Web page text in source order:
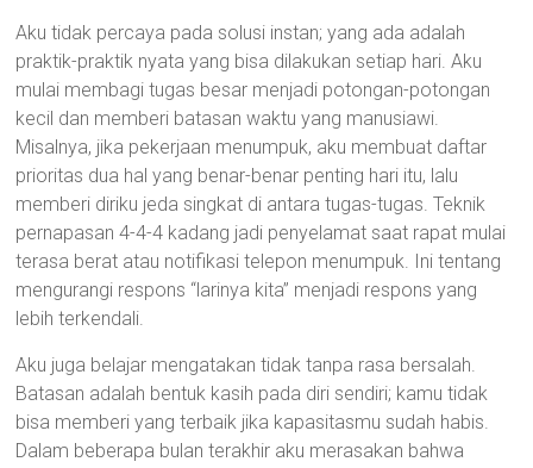
Aku tidak percaya pada solusi instan; yang ada adalah
praktik-praktik nyata yang bisa dilakukan setiap hari. Aku
mulai membagi tugas besar menjadi potongan-potongan
kecil dan memberi batasan waktu yang manusiawi.
Misalnya, jika pekerjaan menumpuk, aku membuat daftar
prioritas dua hal yang benar-benar penting hari itu, lalu
memberi diriku jeda singkat di antara tugas-tugas. Teknik
pernapasan 4-4-4 kadang jadi penyelamat saat rapat mulai
terasa berat atau notifikasi telepon menumpuk. Ini tentang
mengurangi respons “larinya kita” menjadi respons yang
lebih terkendali.
Aku juga belajar mengatakan tidak tanpa rasa bersalah.
Batasan adalah bentuk kasih pada diri sendiri; kamu tidak
bisa memberi yang terbaik jika kapasitasmu sudah habis.
Dalam beberapa bulan terakhir aku merasakan bahwa